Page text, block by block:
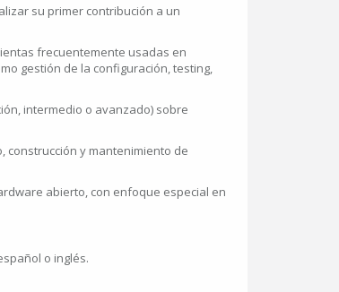
su primer contribución a un
frecuentemente usadas en
gestión de la configuración, testing,
intermedio o avanzado) sobre
construcción y mantenimiento de
abierto, con enfoque especial en
o inglés.